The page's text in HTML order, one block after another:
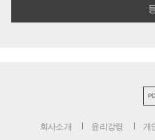
회사소개 윤리강령 개